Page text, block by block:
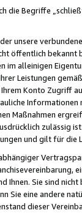
die Begriffe
unsere
öffentlich
im alleinigen
Leistungen
Ihrem Konto
Maßnahmen
zulässig
und gilt für die
Ihnen. Sie sind
Sie eine andere
dieser